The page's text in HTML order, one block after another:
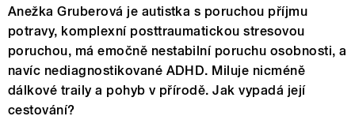
Anežka Gruberová je autistka s poruchou příjmu
potravy, komplexní posttraumatickou stresovou
poruchou, má emočně nestabilní poruchu osobnosti, a
navíc nediagnostikované ADHD. Miluje nicméně
dálkové traily a pohyb v přírodě. Jak vypadá její
cestování?